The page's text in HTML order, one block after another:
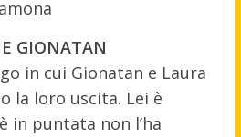
GIONATAN
in cui Gionatan e Laura
la loro uscita. Lei è
in puntata non l’ha